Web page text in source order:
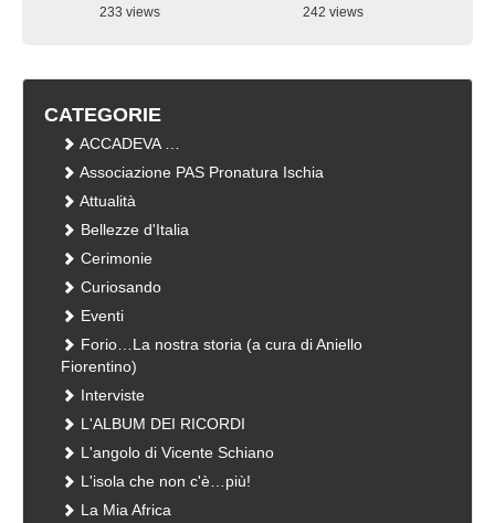
233 views
242 views
CATEGORIE
ACCADEVA …
Associazione PAS Pronatura Ischia
Attualità
Bellezze d'Italia
Cerimonie
Curiosando
Eventi
Forio…La nostra storia (a cura di Aniello
Fiorentino)
Interviste
L'ALBUM DEI RICORDI
L'angolo di Vicente Schiano
L'isola che non c'è…più!
La Mia Africa